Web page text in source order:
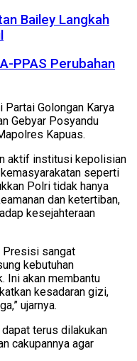
Bailey Langkah
PPAS Perubahan
Golongan Karya
Gebyar Posyandu
Kapuas.
aktif institusi kepolisian
seperti
Polri tidak hanya
dan ketertiban,
kesejahteraan
Presisi sangat
kebutuhan
Ini akan membantu
kesadaran gizi,
ujarnya.
terus dilakukan
cakupannya agar